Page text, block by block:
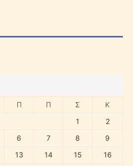
Π Π Σ Κ
1
2
6 7 8
9
13 14 15
16